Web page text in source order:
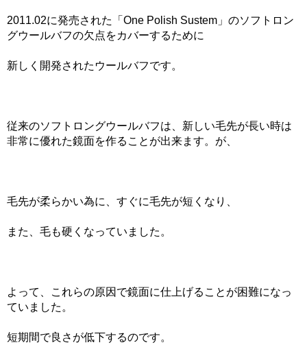
2011.02に発売された「One Polish Sustem」のソフトロン
グウールバフの欠点をカバーするために
新しく開発されたウールバフです。
従来のソフトロングウールバフは、新しい毛先が長い時は
非常に優れた鏡面を作ることが出来ます。が、
毛先が柔らかい為に、すぐに毛先が短くなり、
また、毛も硬くなっていました。
よって、これらの原因で鏡面に仕上げることが困難になっ
ていました。
短期間で良さが低下するのです。